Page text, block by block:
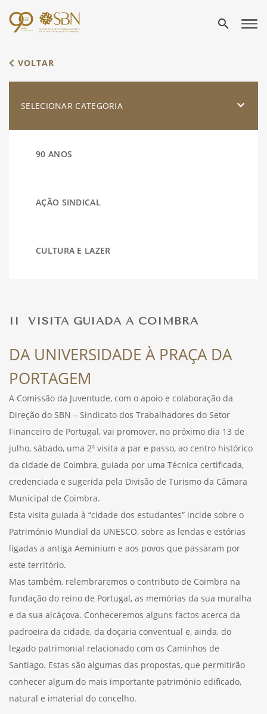
search
VOLTAR
SELECIONAR CATEGORIA
90 ANOS
AÇÃO SINDICAL
CULTURA E LAZER
FÉRIAS
SAÚDE
II VISITA GUIADA A COIMBRA
DA UNIVERSIDADE À PRAÇA DA
PORTAGEM
A Comissão da Juventude, com o apoio e colaboração da
Direção do SBN – Sindicato dos Trabalhadores do Setor
Financeiro de Portugal, vai promover, no próximo dia 13 de
julho, sábado, uma 2ª visita a par e passo, ao centro histórico
da cidade de Coimbra, guiada por uma Técnica certificada,
credenciada e sugerida pela Divisão de Turismo da Câmara
Municipal de Coimbra.
Esta visita guiada à “cidade dos estudantes” incide sobre o
Património Mundial da UNESCO, sobre as lendas e estórias
ligadas a antiga Aeminium e aos povos que passaram por
este território.
Mas também, relembraremos o contributo de Coimbra na
fundação do reino de Portugal, as memórias da sua muralha
e da sua alcáçova. Conheceremos alguns factos acerca da
padroeira da cidade, da doçaria conventual e, ainda, do
legado patrimonial relacionado com os Caminhos de
Santiago. Estas são algumas das propostas, que permitirão
conhecer algum do mais importante património edificado,
natural e imaterial do concelho.